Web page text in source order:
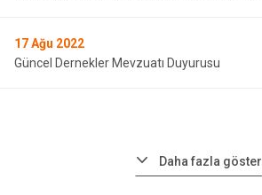
17Ağu 2022
Güncel Dernekler Mevzuatı Duyurusu
Daha fazla göster